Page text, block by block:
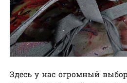
Здесь у нас огромный